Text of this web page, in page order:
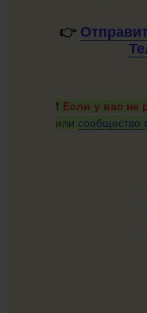
👉
❗️ Если у вас не
или сообщество